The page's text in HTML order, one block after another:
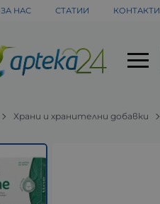
ЗА НАС СТАТИИ КОНТАКТИ
Храни и хранителни добавки